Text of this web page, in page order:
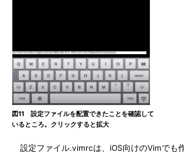
図11 設定ファイルを配置できたことを確認して
いるところ。クリックすると拡大
設定ファイル.vimrcは、iOS向けのVimでも